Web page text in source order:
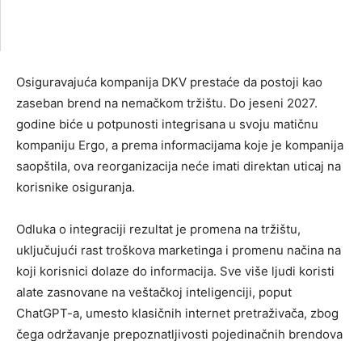
Osiguravajuća kompanija DKV prestaće da postoji kao
zaseban brend na nemačkom tržištu. Do jeseni 2027.
godine biće u potpunosti integrisana u svoju matičnu
kompaniju Ergo, a prema informacijama koje je kompanija
saopštila, ova reorganizacija neće imati direktan uticaj na
korisnike osiguranja.
Odluka o integraciji rezultat je promena na tržištu,
uključujući rast troškova marketinga i promenu načina na
koji korisnici dolaze do informacija. Sve više ljudi koristi
alate zasnovane na veštačkoj inteligenciji, poput
ChatGPT-a, umesto klasičnih internet pretraživača, zbog
čega održavanje prepoznatljivosti pojedinačnih brendova